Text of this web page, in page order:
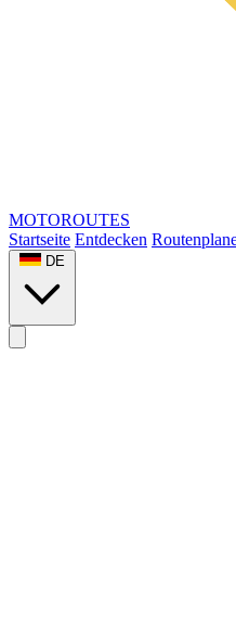
MOTOROUTES
Startseite Entdecken
DE